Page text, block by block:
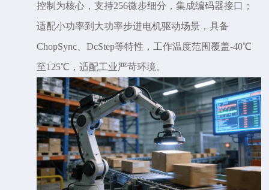
控制为核心，支持256微步细分，集成编码器接口；
适配小功率到大功率步进电机驱动场景，具备
ChopSync、DcStep等特性，工作温度范围覆盖-40℃
至125℃，适配工业严苛环境。